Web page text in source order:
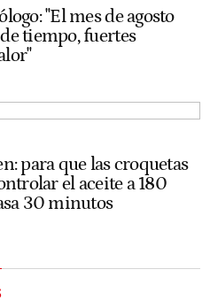
"El mes de agosto
tiempo, fuertes
para que las croquetas
el aceite a 180
30 minutos